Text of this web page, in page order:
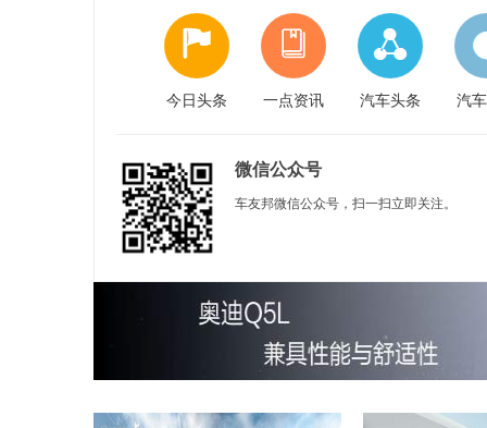
今日头条 一点资讯 汽车头条 汽
微信公众号
车友邦微信公众号，扫一扫立即关注。